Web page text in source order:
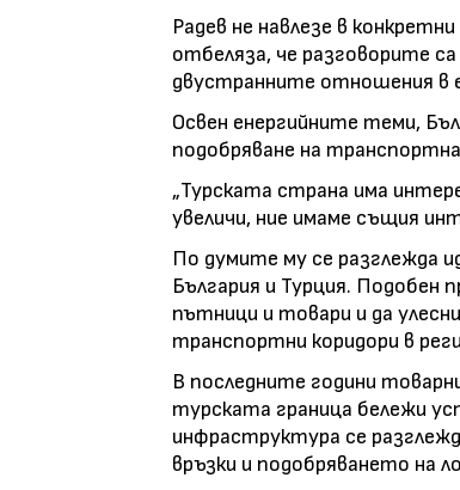
Радев не навлезе в
отбеляза, че разговорите
двустранните отношения в
Освен енергийните теми,
подобряване на
„Турската страна има
увеличи, ние имаме същия
По думите му се разглежда
България и Турция. Подобен
пътници и товари и да
транспортни коридори в
В последните години
турската граница бележи
инфраструктура се
връзки и подобряването на